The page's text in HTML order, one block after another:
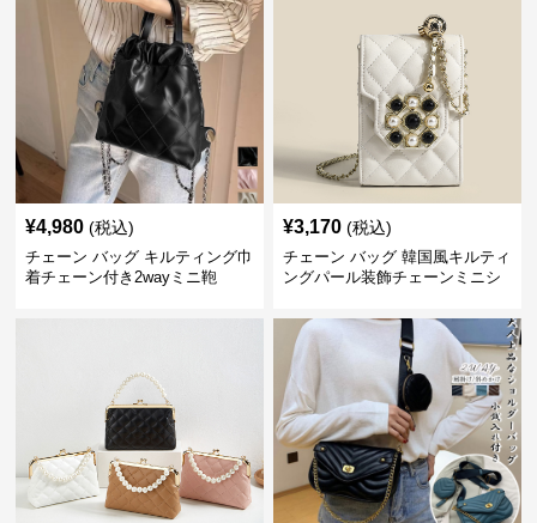
¥4,980 (税込)
チェーン バッグ キルティング巾
着チェーン付き2wayミニ鞄
¥3,170 (税込)
チェーン バッグ 韓国風キルティ
ングパール装飾チェーンミニシ